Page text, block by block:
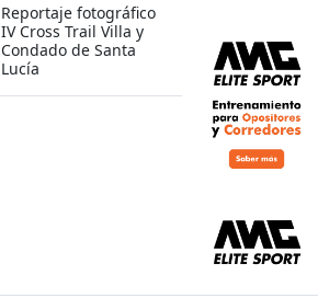
Reportaje fotográfico
IV Cross Trail Villa y
Condado de Santa
Lucía